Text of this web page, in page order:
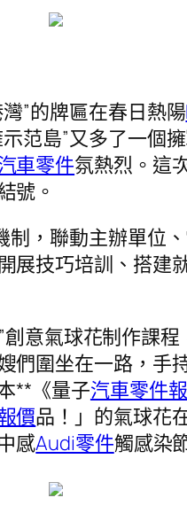
”的牌匾在春日熱陽
范島”又多了一個
車零件氛熱烈。這
號。
，聯動主辦單位
展技巧培訓、搭建
創意氣球花制作課
圍坐在一路，手
**《量子汽車零件
價品！」的氣球花
感Audi零件觸感染